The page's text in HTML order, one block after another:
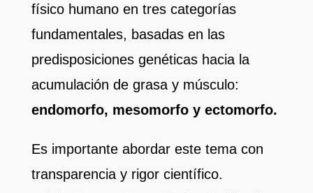
físico humano en tres categorías
fundamentales, basadas en las
predisposiciones genéticas hacia la
acumulación de grasa y músculo:
endomorfo, mesomorfo y ectomorfo.
Es importante abordar este tema con
transparencia y rigor científico.